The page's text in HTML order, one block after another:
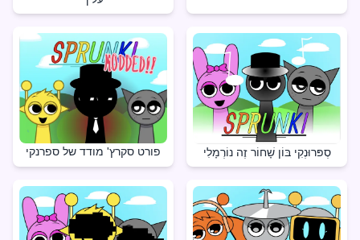
פורט סקרץ' מודד של ספרנקי סְפּרוּנְקִי בּוֹן שָׁחוֹר זֶה נוֹרְמָלִי